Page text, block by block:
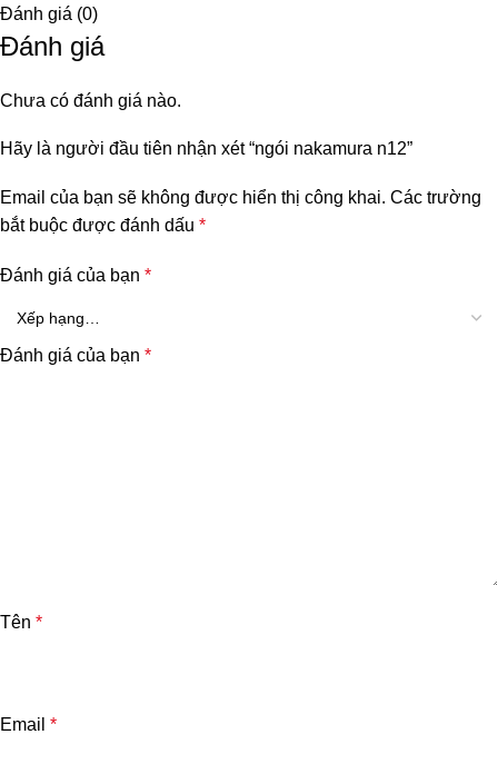
Đánh giá (0)
Đánh giá
Chưa có đánh giá nào.
Hãy là người đầu tiên nhận xét “ngói nakamura n12”
Email của bạn sẽ không được hiển thị công khai. Các trường
bắt buộc được đánh dấu *
Đánh giá của bạn *
Đánh giá của bạn *
Tên *
Email *